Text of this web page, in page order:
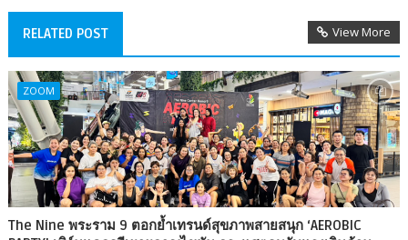
RELATED POST View More
ZOOM
The Nine พระราม 9 ตอกย้ำเทรนด์สุขภาพสายสนุก ‘AEROBIC